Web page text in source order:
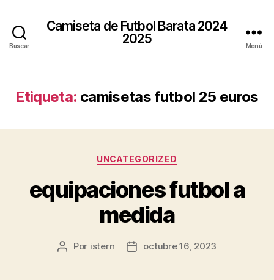
Buscar
Camiseta de Futbol Barata 2024
2025
Menú
Etiqueta: camisetas futbol 25 euros
Categorías
UNCATEGORIZED
equipaciones futbol a
medida
Autor
Por istern
Fechaoctubre 16, 2023